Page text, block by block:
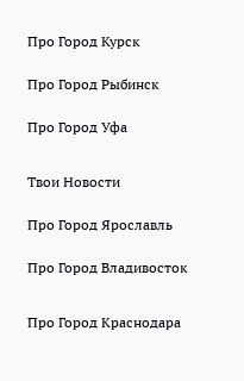
Про Город Курск
Про Город Рыбинск
Про Город Уфа
Твои Новости
Про Город Ярославль
Про Город Владивосток
Про Город Краснодара